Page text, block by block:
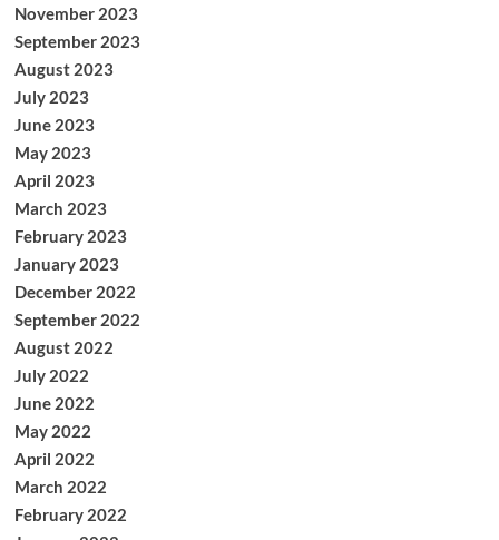
November 2023
September 2023
August 2023
July 2023
June 2023
May 2023
April 2023
March 2023
February 2023
January 2023
December 2022
September 2022
August 2022
July 2022
June 2022
May 2022
April 2022
March 2022
February 2022